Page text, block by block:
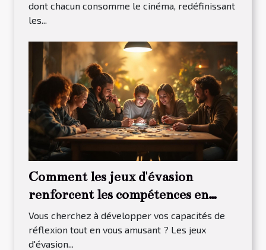
dont chacun consomme le cinéma, redéfinissant
les...
Comment les jeux d'évasion
renforcent les compétences en
résolution de problèmes ?
Vous cherchez à développer vos capacités de
réflexion tout en vous amusant ? Les jeux
d'évasion...